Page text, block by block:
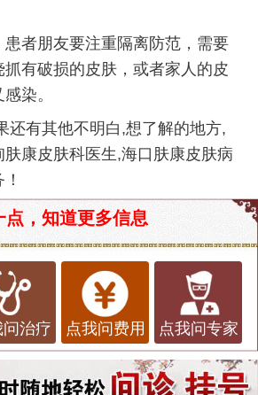
朋友要注重隔离防范，需要
有破损的皮肤，或者家人的皮
染。
有其他不明白,想了解的地方,
康皮肤科医生,海口肤康皮肤病
点，知道更多信息
问治疗 点我问费用 点我问专家